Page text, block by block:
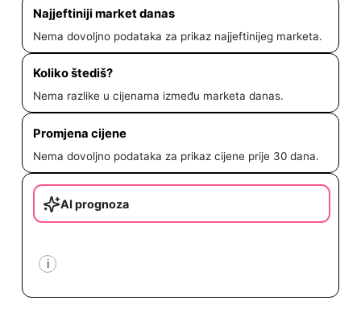
Najjeftiniji market danas
Nema dovoljno podataka za prikaz najjeftinijeg marketa.
Koliko štediš?
Nema razlike u cijenama između marketa danas.
Promjena cijene
Nema dovoljno podataka za prikaz cijene prije 30 dana.
AI prognoza
i